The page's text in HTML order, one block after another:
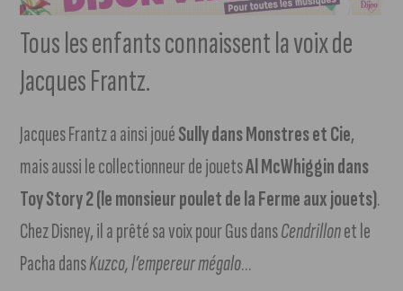
Tous les enfants connaissent la voix de
Jacques Frantz.
Jacques Frantz a ainsi jouéSully dans Monstres et Cie,
mais aussi le collectionneur de jouetsAl McWhiggin dans
Toy Story 2 (le monsieur poulet de la Ferme aux jouets).
Chez Disney, il a prêté sa voix pour Gus dansCendrillonet le
Pacha dansKuzco, l’empereur mégalo…